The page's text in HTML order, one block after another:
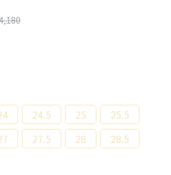
24.5 25
25.5
27.5 28
28.5